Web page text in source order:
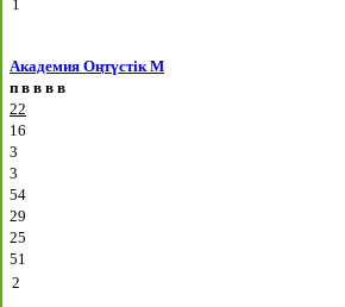
1
Академия Оңтүстік М
п в в в в
22
16
3
3
54
29
25
51
2